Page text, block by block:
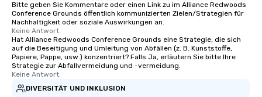
Bitte geben Sie Kommentare oder einen Link zu im Alliance Redwoods
Conference Grounds öffentlich kommunizierten Zielen/Strategien für
Nachhaltigkeit oder soziale Auswirkungen an.
Keine Antwort.
Hat Alliance Redwoods Conference Grounds eine Strategie, die sich
auf die Beseitigung und Umleitung von Abfällen (z. B. Kunststoffe,
Papiere, Pappe, usw.) konzentriert? Falls Ja, erläutern Sie bitte Ihre
Strategie zur Abfallvermeidung und -vermeidung.
Keine Antwort.
DIVERSITÄT UND INKLUSION